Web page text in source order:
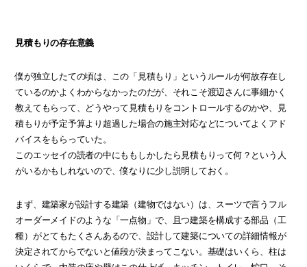
見積もりの存在意義
僕が独立したての頃は、この「見積もり」というルールが何故存在し
ているのかよくわからなかったのだが、それこそ渡辺さんに事細かく
教えてもらって、どうやって見積もりをコントロールするのかや、見
積もりが予定予算より超過した場合の施主対応などについてよくアド
バイスをもらっていた。
このエッセイの読者の中にももしかしたら見積もりって何？という人
がいるかもしれないので、僕なりに少し説明しておく。
まず、建築家が設計する建築（建物ではない）は、スーツで言うフル
オーダーメイドのような「一点物」で、且つ建築を構成する部品（工
種）がとてもたくさんあるので、設計して建築についての詳細情報が
決定されてからでないと値段が決まってこない。基礎はいくら、柱は